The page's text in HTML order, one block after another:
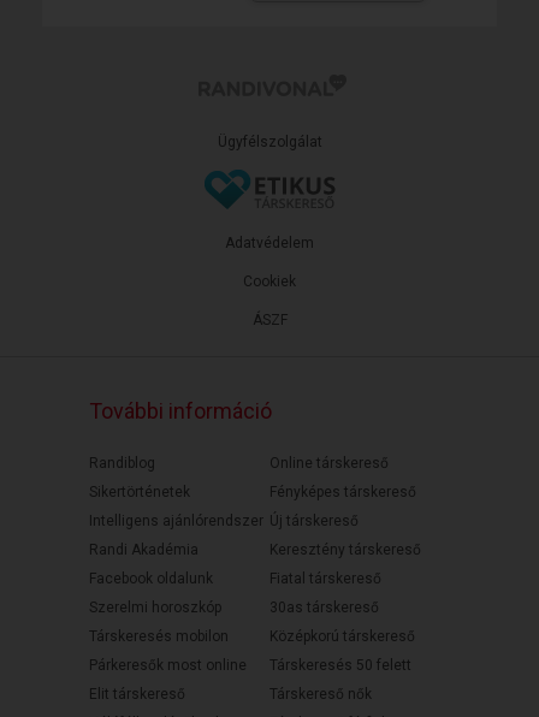
Ügyfélszolgálat
ÁSZF
Adatvédelem
Cookiek
További információ
Randiblog
Sikertörténetek
Intelligens ajánlórendszer
Randi Akadémia
Facebook oldalunk
Szerelmi horoszkóp
Társkeresés mobilon
Párkeresők most online
Elit társkereső
Online társkereső
Fényképes társkereső
Új társkereső
Keresztény társkereső
Fiatal társkereső
30as társkereső
Középkorú társkereső
Társkeresés 50 felett
Társkereső nők